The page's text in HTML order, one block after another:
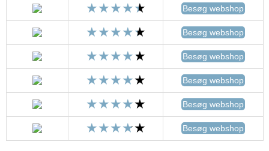
Besøg webshop
Besøg webshop
Besøg webshop
Besøg webshop
Besøg webshop
Besøg webshop